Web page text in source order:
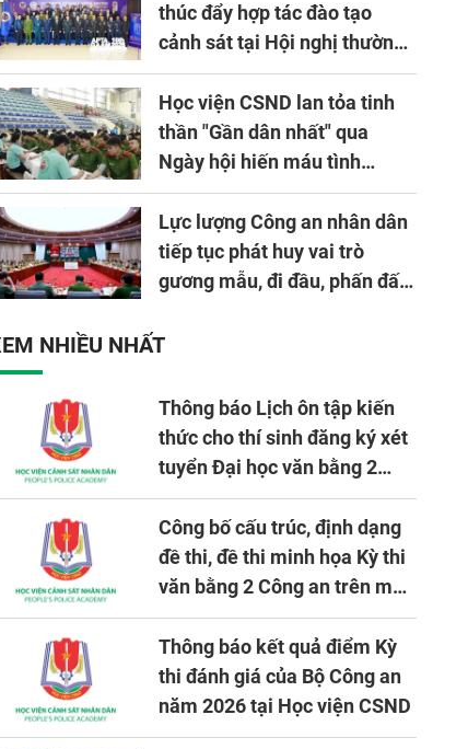
thúc đẩy hợp tác đào tạo
cảnh sát tại Hội nghị thường
niên lần thứ 10 của Hiệp hội
APTA
Học viện CSND lan tỏa tinh
thần "Gần dân nhất" qua
Ngày hội hiến máu tình
nguyện
Lực lượng Công an nhân dân
tiếp tục phát huy vai trò
gương mẫu, đi đầu, phấn đấu
nhiệm vụ được giao
NHIỀU NHẤT
Thông báo Lịch ôn tập kiến
thức cho thí sinh đăng ký xét
tuyển Đại học văn bằng 2
tuyển mới, mở tại Học viện
CSND năm học 2026 - 2027
Công bố cấu trúc, định dạng
đề thi, đề thi minh họa Kỳ thi
văn bằng 2 Công an trên máy
tính
Thông báo kết quả điểm Kỳ
thi đánh giá của Bộ Công an
năm 2026 tại Học viện CSND